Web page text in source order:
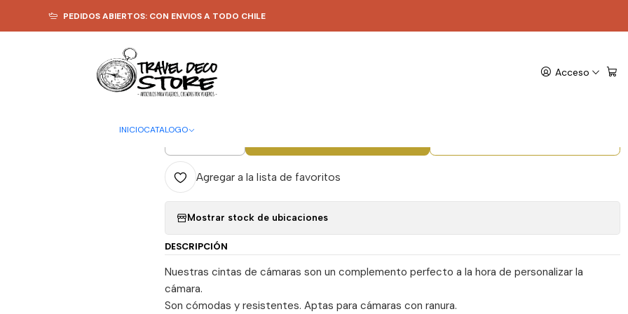
Acceso
INICIOCATALOGO
PEDIDOS ABIERTOS: CON ENVIOS A TODO CHILE
CINTA CAMARAS Cinta para cámaras C11 - Travel Deco Store
|
Cinta para cámaras C11 - Travel
Deco Store
Cantidad
Agregar a la lista de favoritos
Mostrar stock de ubicaciones
DESCRIPCIÓN
Nuestras cintas de cámaras son un complemento perfecto a la hora de personalizar la
cámara.
Son cómodas y resistentes. Aptas para cámaras con ranura.